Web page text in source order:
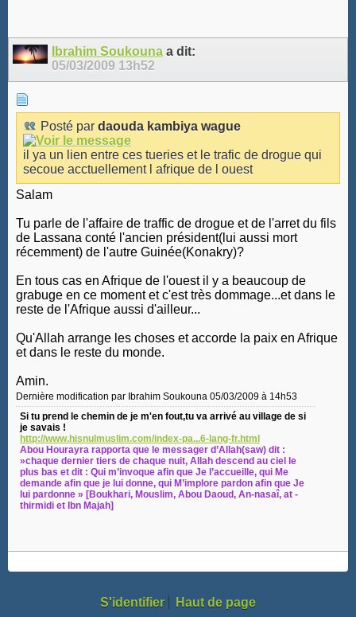
Ibrahim Soukouna a dit:
05/03/2009 13h52
Posté par daouda kambiya wague
il ya un lien entre ces tueries et le trafic de drogue qui
secoue acctuellement l afrique de l ouest
Salam
Tu parle de l'affaire de traffic de drogue et de l'arret du fils
de Lassana conté l'ancien président(lui aussi mort
récemment) de l'autre Guinée(Konakry)?
En tous cas en Afrique de l'ouest il y a beaucoup de
grabuge en ce moment et c'est très dommage...et dans le
reste de l'Afrique aussi d'ailleur...
Qu'Allah arrange les choses et accorde la paix en Afrique
et dans le reste du monde.
Amin.
Dernière modification par Ibrahim Soukouna 05/03/2009 à 14h53
Si tu prend le chemin de je m'en fout,tu va arrivé au village de si
je savais !
http://www.hisnulmuslim.com/index-pa...6-lang-fr.html
Abou Hourayra rapporta que le messager d’Allah(saw) dit :
»chaque dernier tiers de chaque nuit, Allah descend au ciel le
plus bas et dit : Qui m’invoque afin que Je l’accueille, qui Me
demande afin que je lui donne, qui M’implore pardon afin que Je
lui pardonne » [Boukhari, Mouslim, Abou Daoud, An-nasaî, at -
thirmidi et Ibn Majah]
S'identifier Haut de page